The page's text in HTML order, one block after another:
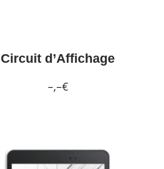
Circuit d’Affichage
–,–€